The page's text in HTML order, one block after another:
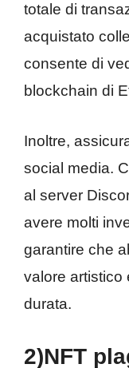
totale di
acquistato
consente di
blockchain di
Inoltre,
social media.
al server
avere molti
garantire che
valore artistico
durata.
2)NFT